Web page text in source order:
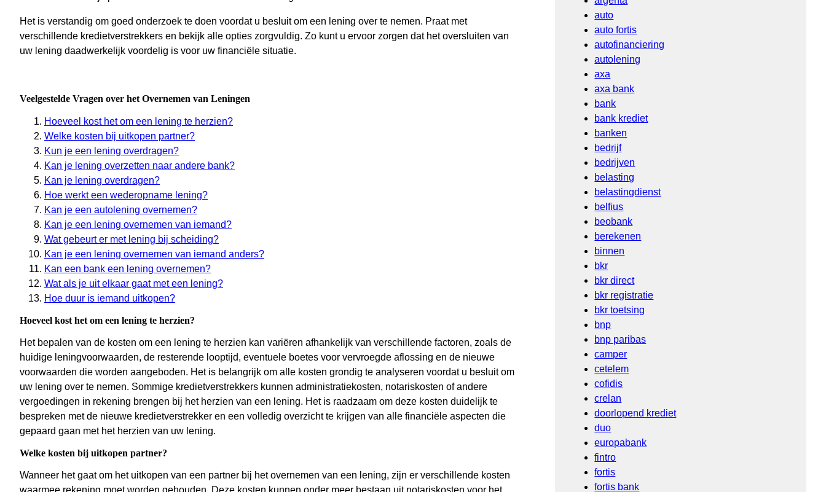
Het is verstandig om goed onderzoek te doen voordat u besluit om een lening over te nemen. Praat met
verschillende kredietverstrekkers en bekijk alle opties zorgvuldig. Zo kunt u ervoor zorgen dat het oversluiten van
uw lening daadwerkelijk voordelig is voor uw financiële situatie.
Veelgestelde Vragen over het Overnemen van Leningen
Hoeveel kost het om een lening te herzien?
Welke kosten bij uitkopen partner?
Kun je een lening overdragen?
Kan je lening overzetten naar andere bank?
Kan je lening overdragen?
Hoe werkt een wederopname lening?
Kan je een autolening overnemen?
Kan je een lening overnemen van iemand?
Wat gebeurt er met lening bij scheiding?
Kan je een lening overnemen van iemand anders?
Kan een bank een lening overnemen?
Wat als je uit elkaar gaat met een lening?
Hoe duur is iemand uitkopen?
Hoeveel kost het om een lening te herzien?
Het bepalen van de kosten om een lening te herzien kan variëren afhankelijk van verschillende factoren, zoals de
huidige leningvoorwaarden, de resterende looptijd, eventuele boetes voor vervroegde aflossing en de nieuwe
voorwaarden die worden aangeboden. Het is belangrijk om alle kosten grondig te analyseren voordat u besluit om
uw lening over te nemen. Sommige kredietverstrekkers kunnen administratiekosten, notariskosten of andere
vergoedingen in rekening brengen bij het herzien van een lening. Het is raadzaam om deze kosten duidelijk te
bespreken met de nieuwe kredietverstrekker en een volledig overzicht te krijgen van alle financiële aspecten die
gepaard gaan met het herzien van uw lening.
Welke kosten bij uitkopen partner?
Wanneer het gaat om het uitkopen van een partner bij het overnemen van een lening, zijn er verschillende kosten
waarmee rekening moet worden gehouden. Deze kosten kunnen onder meer bestaan uit notariskosten voor het
auto
auto fortis
autofinanciering
autolening
axa
axa bank
bank
bank krediet
banken
bedrijf
bedrijven
belasting
belastingdienst
belfius
beobank
berekenen
binnen
bkr
bkr direct
bkr registratie
bkr toetsing
bnp
bnp paribas
camper
cetelem
cofidis
crelan
doorlopend krediet
duo
europabank
fintro
fortis
fortis bank